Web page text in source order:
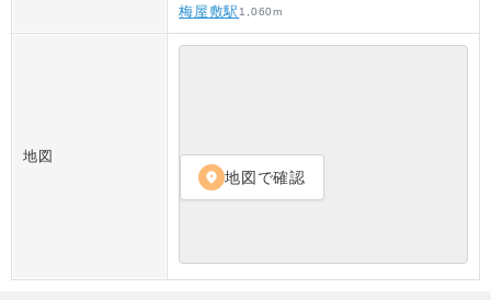
梅屋敷駅1,060m
地図
location_on 地図で確認